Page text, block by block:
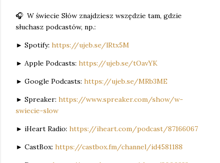
🎧 W świecie Słów znajdziesz wszędzie tam, gdzie
słuchasz podcastów, np.:
► Spotify: https://ujeb.se/lRtx5M
► Apple Podcasts: https://ujeb.se/tOavYK
► Google Podcasts: https://ujeb.se/MRb3ME
► Spreaker: https://www.spreaker.com/show/w-
swiecie-slow
► iHeart Radio: https://iheart.com/podcast/87166067
► CastBox: https://castbox.fm/channel/id4581188